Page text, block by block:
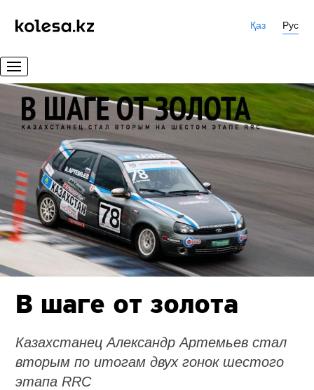
Қаз Рус
В шаге от золота
Казахстанец Александр Артемьев стал
вторым по итогам двух гонок шестого
этапа RRC